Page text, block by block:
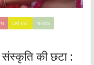
LATEST
NEWS
की छटा :